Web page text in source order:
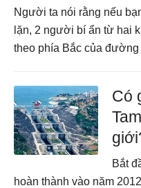
Người ta nói rằng nếu
lặn, 2 người bí ẩn từ hai
theo phía Bắc của đường
Có
Bắt
hoàn thành vào năm